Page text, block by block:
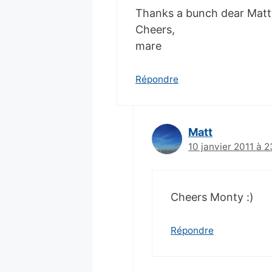
Thanks a bunch dear
Cheers,
mare
Répondre
Matt
10 janvier 2011 à
Cheers Monty :)
Répondre